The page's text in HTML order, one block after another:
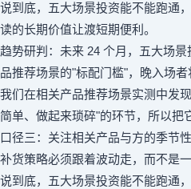
说到底，五大场景投资能不能跑通
读的长期价值让渡短期便利。
趋势研判：未来 24 个月，五大场
品推荐场景的"标配门槛"，晚入场者
我们在相关产品推荐场景实测中发
简单、做起来琐碎"的环节，所以把
口径三：关注相关产品与方的季节
补货策略必须跟着波动走，而不是一
说到底，五大场景投资能不能跑通